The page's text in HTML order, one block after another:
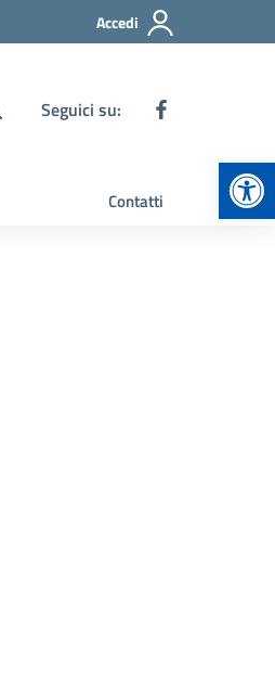
Accedi
Seguici su:
Contatti